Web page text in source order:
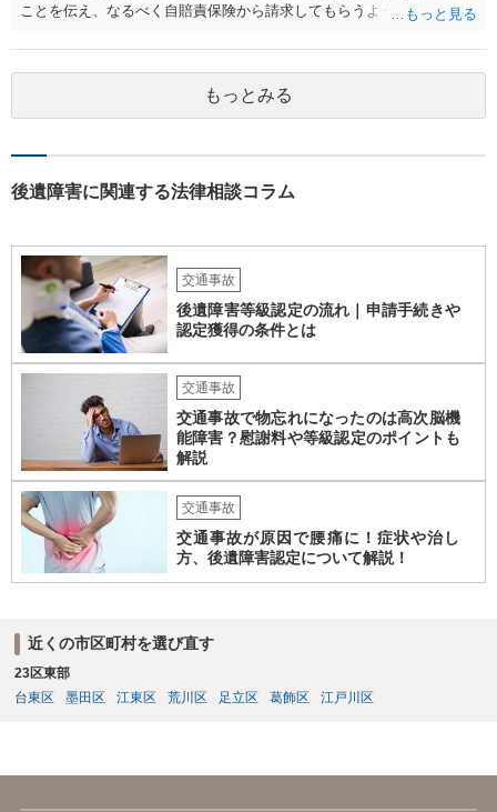
ことを伝え、なるべく自賠責保険から請求してもらうようお願いして
願いしてください。 物的損害については、請求の根拠を精査する必要
があり、写真や見積書を送ってもらい、請求金額が正当化をちゃんと
チェックする必要があります。 相談者様の資力がどれだけあるのかは
分かりませんが、資力に応じた対応をして行くほかありません。 訴訟
ャラクターの問題もあるので、どうすればよいのかという正解はあり
合によっては交渉を任せた方がいいかもしれません。
もっとみる
後遺障害に関連する法律相談コラム
交通事故
後遺障害等級認定の流れ｜申請手続きや
認定獲得の条件とは
交通事故
交通事故で物忘れになったのは高次脳機
能障害？慰謝料や等級認定のポイントも
解説
交通事故
交通事故が原因で腰痛に！症状や治し
方、後遺障害認定について解説！
近くの市区町村を選び直す
23区東部
台東区
墨田区 江東区 荒川区 足立区 葛飾区 江戸川区